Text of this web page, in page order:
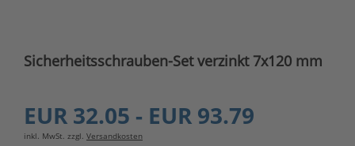
Sicherheitsschrauben-Set verzinkt 7x120 mm
EUR 32.05 - EUR 93.79
inkl. MwSt. zzgl. Versandkosten